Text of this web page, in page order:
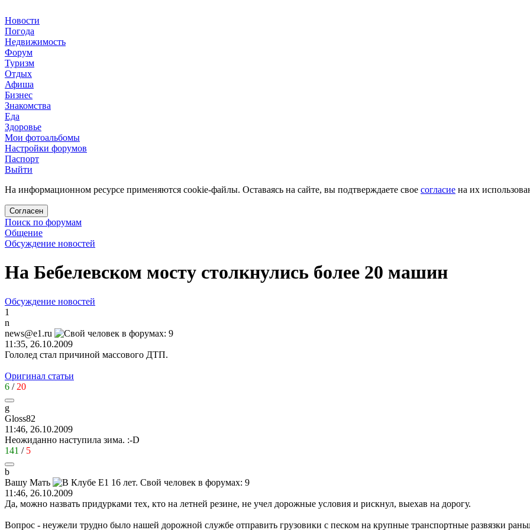
Новости
Погода
Недвижимость
Форум
Туризм
Отдых
Афиша
Бизнес
Знакомства
Еда
Здоровье
Мои фотоальбомы
Настройки форумов
Паспорт
Выйти
На информационном ресурсе применяются cookie-файлы. Оставаясь на сайте, вы подтверждаете свое согласие на их
Согласен
Поиск по форумам
Общение
Обсуждение новостей
На Бебелевском мосту столкнулись более 20 машин
Обсуждение новостей
1
n
news@e1.ru
11:35, 26.10.2009
Гололед стал причиной массового ДТП.
Оригинал статьи
6 / 20
g
Gloss82
11:46, 26.10.2009
Неожиданно наступила зима. :-D
141 / 5
b
Baшу Maть
11:46, 26.10.2009
Да, можно назвать придурками тех, кто на летней резине, не учел дорожные условия и рискнул, выехав на дорогу.
Вопрос - неужели трудно было нашей дорожной службе отправить грузовики с песком на крупные транспортные развязки